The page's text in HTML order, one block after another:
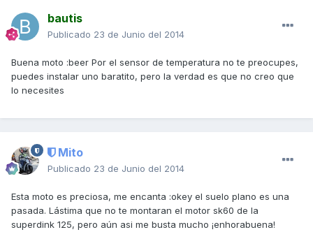
bautis
Publicado 23 de Junio del 2014
Buena moto :beer Por el sensor de temperatura no te preocupes,
puedes instalar uno baratito, pero la verdad es que no creo que
lo necesites
Mito
Publicado 23 de Junio del 2014
Esta moto es preciosa, me encanta :okey el suelo plano es una
pasada. Lástima que no te montaran el motor sk60 de la
superdink 125, pero aún asi me busta mucho ¡enhorabuena!